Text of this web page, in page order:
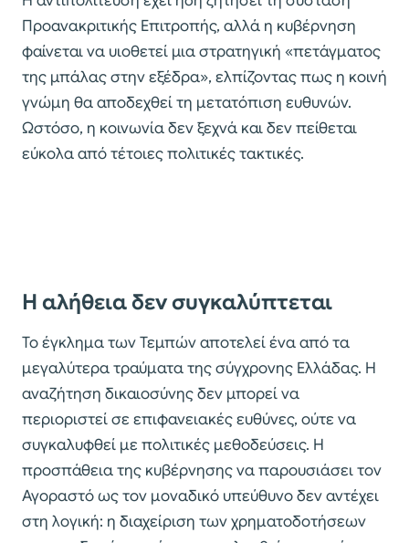
Προανακριτικής Επιτροπής, αλλά η κυβέρνηση
φαίνεται να υιοθετεί μια στρατηγική «πετάγματος
της μπάλας στην εξέδρα», ελπίζοντας πως η κοινή
γνώμη θα αποδεχθεί τη μετατόπιση ευθυνών.
Ωστόσο, η κοινωνία δεν ξεχνά και δεν πείθεται
εύκολα από τέτοιες πολιτικές τακτικές.
Η αλήθεια δεν συγκαλύπτεται
Το έγκλημα των Τεμπών αποτελεί ένα από τα
μεγαλύτερα τραύματα της σύγχρονης Ελλάδας. Η
αναζήτηση δικαιοσύνης δεν μπορεί να
περιοριστεί σε επιφανειακές ευθύνες, ούτε να
συγκαλυφθεί με πολιτικές μεθοδεύσεις. Η
προσπάθεια της κυβέρνησης να παρουσιάσει τον
Αγοραστό ως τον μοναδικό υπεύθυνο δεν αντέχει
στη λογική: η διαχείριση των χρηματοδοτήσεων